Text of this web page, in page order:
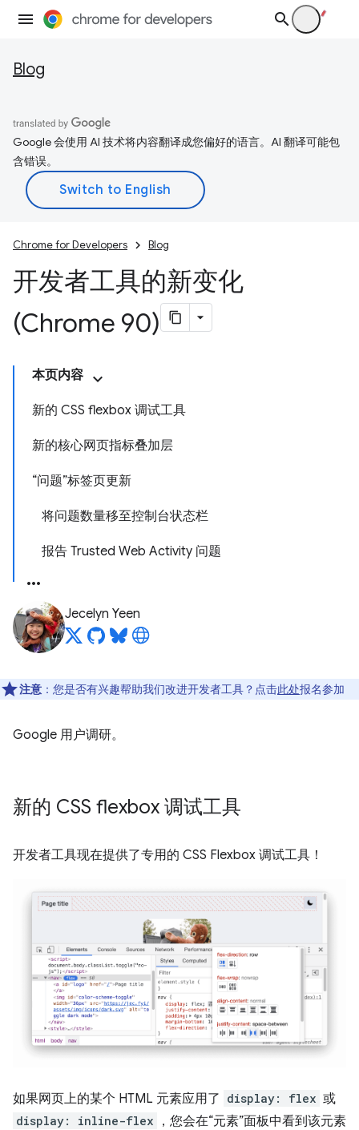
Blog
Google 会使用 AI 技术将内容翻译成您偏好的语言。AI 翻译可能包
含错误。
Chrome for Developers Blog
开发者工具的新变化
(Chrome 90)
本页内容
新的 CSS flexbox 调试工具
新的核心网页指标叠加层
“问题”标签页更新
将问题数量移至控制台状态栏
报告 Trusted Web Activity 问题
Jecelyn Yeen
注意 ：您是否有兴趣帮助我们改进开发者工具？点击此处报名参加
Google 用户调研。
新的 CSS flexbox 调试工具
开发者工具现在提供了专用的 CSS Flexbox 调试工具！
如果网页上的某个 HTML 元素应用了 display: flex 或
display: inline-flex
，您会在“元素”面板中看到该元素